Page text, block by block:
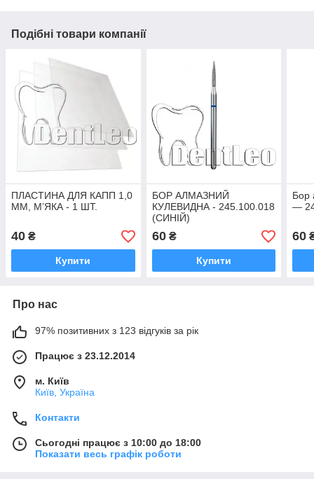
Подібні товари компанії
ПЛАСТИНА ДЛЯ КАПП 1,0
ММ, М’ЯКА - 1 ШТ.
40 ₴
Купити
БОР АЛМАЗНИЙ
КУЛЕВИДНА - 245.100.018
(СИНІЙ)
60₴
Купити
Бор
—
60
Про нас
97% позитивних з 123 відгуків за рік
Працює з 23.12.2014
м. Київ
Київ, Україна
Контакти
Сьогодні працює з 10:00 до 18:00
Показати весь графік роботи